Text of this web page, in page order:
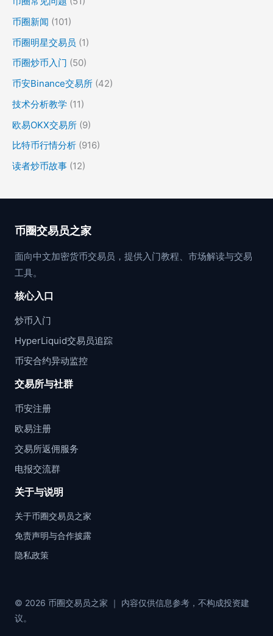
币圈新闻 (101)
币圈明星交易员 (1)
币圈炒币入门 (50)
币安Binance交易所 (42)
技术分析教学 (11)
欧易OKX交易所 (9)
比特币行情分析 (916)
读者炒币故事 (12)
币圈交易员之家
面向中文加密货币交易员，提供入门教程、市场解读与交易
工具。
核心入口
炒币入门
HyperLiquid交易员追踪
币安合约异动监控
交易所与社群
币安注册
欧易注册
交易所返佣服务
电报交流群
关于与说明
关于币圈交易员之家
免责声明与合作披露
隐私政策
© 2026 币圈交易员之家 ｜ 内容仅供信息参考，不构成投资建
议。